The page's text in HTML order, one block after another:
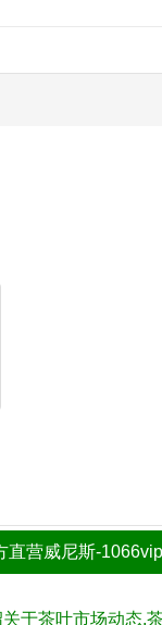
直营威尼斯-
于茶叶市场动态,